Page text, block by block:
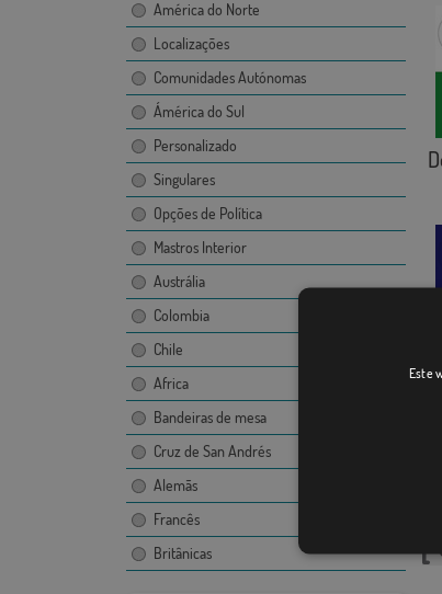
América do Norte
Localizações
Comunidades Autónomas
Ámérica do Sul
Personalizado
Singulares
Opções de Política
Mastros Interior
Austrália
Colombia
Chile
Africa
Bandeiras de mesa
Cruz de San Andrés
Alemãs
Francês
Britânicas
Este